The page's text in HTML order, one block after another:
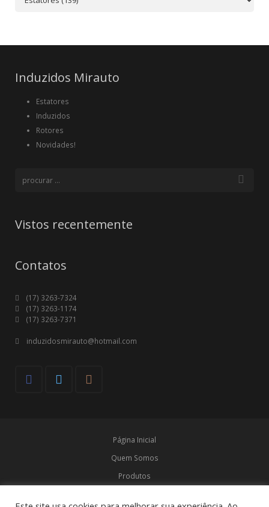
Induzidos Mirauto
Estatores
Induzidos
Rotores
Novidades!
Vistos recentemente
Contatos
(17) 3263-7324
(17) 3263-1174
(17) 3263-7371
induzidosmirauto@hotmail.com
Página Inicial
Quem Somos
Produtos